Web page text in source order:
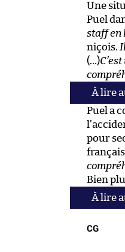
Une
Puel
staff en
niçois.
(…)
Puel a
pour
Bien
CG